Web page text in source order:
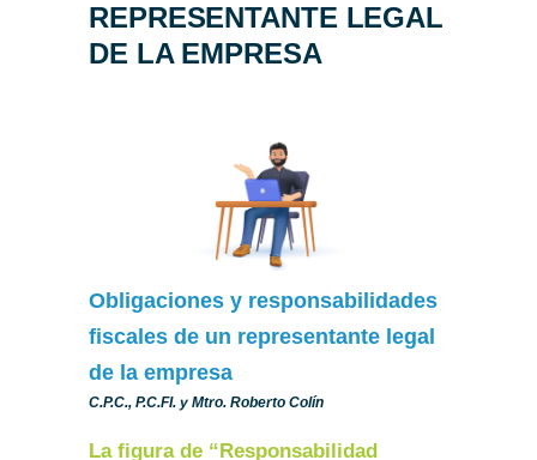
TODO SOBRE
EL CFDI 4.0
REPRESENTANTE LEGAL
DE LA EMPRESA
Obligaciones y responsabilidades
fiscales de un representante legal
de la empresa
C.P.C., P.C.FI. y Mtro. Roberto Colín
La figura de “Responsabilidad